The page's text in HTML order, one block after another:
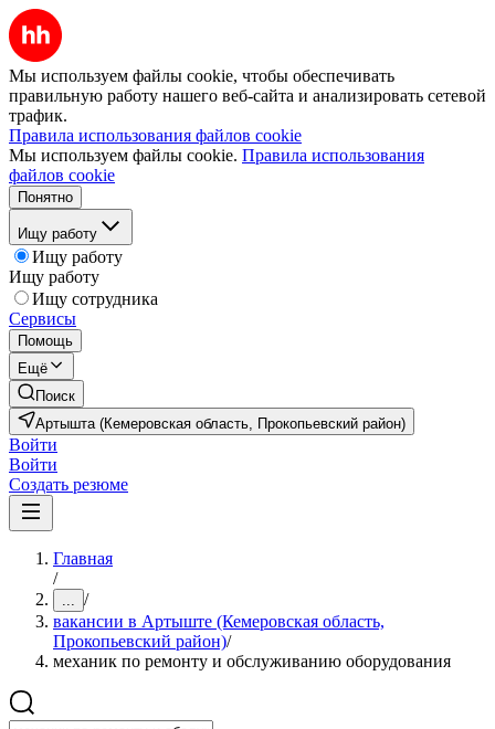
Мы используем файлы cookie, чтобы обеспечивать
правильную работу нашего веб-сайта и анализировать сетевой
трафик.
Правила использования файлов cookie
Мы используем файлы cookie. Правила использования
файлов cookie
Понятно
Ищу работу
Ищу работу
Ищу работу
Ищу сотрудника
Сервисы
Помощь
Ещё
Поиск
Артышта (Кемеровская область, Прокопьевский район)
Войти
Войти
Создать резюме
Главная
/
... /
вакансии в Артыште (Кемеровская область,
Прокопьевский район)/
механик по ремонту и обслуживанию оборудования